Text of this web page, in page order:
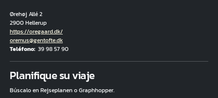
Ørehøj Allé 2
2900 Hellerup
Hjemmeside
https://oregaard.dk/
Correo electrónico
oremus@gentofte.dk
Teléfono 39 98 57 90
Planifique su viaje
Búscalo en Rejseplanen o Graphhopper.